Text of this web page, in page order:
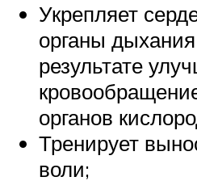
Укрепляет
органы
результате
органов
Тренирует
воли;